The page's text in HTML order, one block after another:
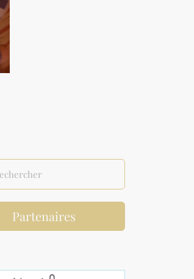
Partenaires